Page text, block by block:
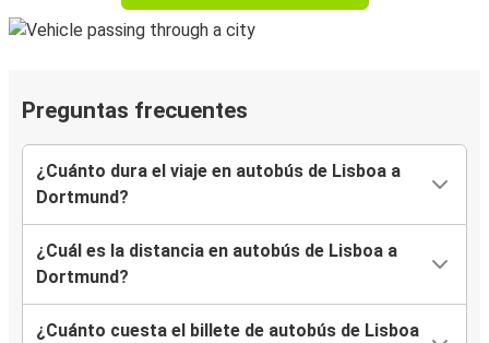
Preguntas frecuentes
¿Cuánto dura el viaje en autobús de Lisboa a
Dortmund?
¿Cuál es la distancia en autobús de Lisboa a
Dortmund?
¿Cuánto cuesta el billete de autobús de Lisboa